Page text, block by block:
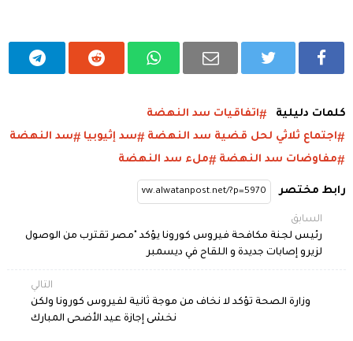
كلمات دليلية
اتفاقيات سد النهضة
اجتماع ثلاثي لحل قضية سد النهضة
سد إثيوبيا
سد النهضة
مفاوضات سد النهضة
ملء سد النهضة
رابط مختصر
السابق
رئيس لجنة مكافحة فيروس كورونا يؤكد "مصر تقترب من الوصول
لزيرو إصابات جديدة و اللقاح في ديسمبر
التالي
وزارة الصحة تؤكد لا نخاف من موجة ثانية لفيروس كورونا ولكن
نخشى إجازة عيد الأضحى المبارك